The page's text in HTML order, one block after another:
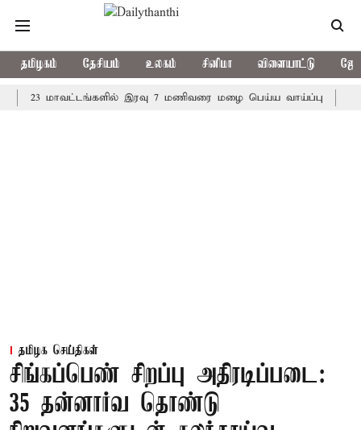
தமிழகம் தேசியம் உலகம் சினிமா விளையாட்டு
மாவட்டங்களில் இரவு 7 மணிவரை மழை பெய்ய வாய்ப்பு கொரிய
தமிழக செய்திகள்
சிங்கப்பெண் சிறப்பு அதிரடிப்படை:
35 தன்னார்வ தொண்டு